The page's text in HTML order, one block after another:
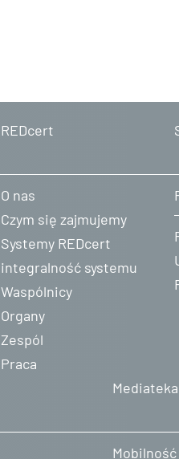
REDcert
O nas
Czym się zajmujemy
Systemy REDcert
integralność systemu
Waspólnicy
Organy
Zespól
Praca
Mediateka
Mobilność